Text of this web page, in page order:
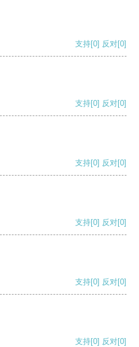
支持[0] 反对[0]
支持[0] 反对[0]
支持[0] 反对[0]
支持[0] 反对[0]
支持[0] 反对[0]
支持[0] 反对[0]